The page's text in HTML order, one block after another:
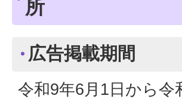
所
広告掲載期間
令和9年6月1日から令